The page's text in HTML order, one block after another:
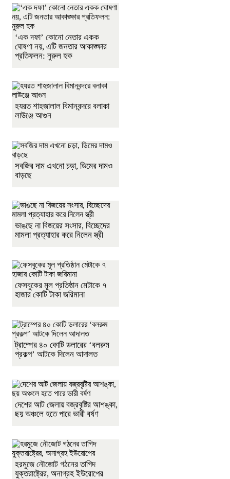
‘এক দফা’ কোনো নেতার একক
ঘোষণা নয়, এটি জনতার আকাঙ্ক্ষার
প্রতিফলন: নুরুল হক
হযরত শাহজালাল বিমানবন্দরে বলাকা
লাউঞ্জে আগুন
সবজির দাম এখনো চড়া, ডিমের দামও
বাড়ছে
ভাঙছে না বিজয়ের সংসার, বিচ্ছেদের
মামলা প্রত্যাহার করে নিলেন স্ত্রী
ফেসবুকের মূল প্রতিষ্ঠান মেটাকে ৭
হাজার কোটি টাকা জরিমানা
ট্রাম্পের ৪০ কোটি ডলারের ‘বলরুম
প্রকল্প’ আটকে দিলেন আদালত
দেশের আট জেলায় বজ্রবৃষ্টির আশঙ্কা,
ছয় অঞ্চলে হতে পারে ভারী বর্ষণ
হরমুজে নৌজোট গঠনের তাগিদ
যুক্তরাষ্ট্রের, অনাগ্রহ ইউরোপের